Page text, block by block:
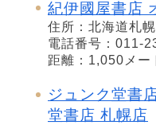
紀伊國屋書店
住所：北海道札
電話番号：011-
距離：1,050メー
ジュンク堂書
堂書店 札幌店